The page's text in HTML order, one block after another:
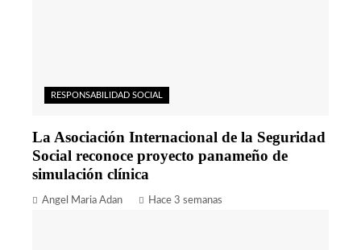
RESPONSABILIDAD SOCIAL
La Asociación Internacional de la Seguridad
Social reconoce proyecto panameño de
simulación clínica
Angel Maria Adan Hace 3 semanas